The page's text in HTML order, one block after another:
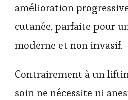
amélioration
cutanée, parfaite pour
moderne et non invasif.
Contrairement à un
soin ne nécessite ni